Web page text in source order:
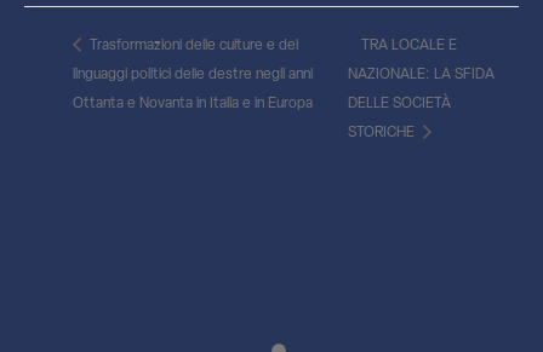
Trasformazioni delle culture e dei
linguaggi politici delle destre negli anni
Ottanta e Novanta in Italia e in Europa
TRA LOCALE E
NAZIONALE: LA SFIDA
DELLE SOCIETÀ
STORICHE